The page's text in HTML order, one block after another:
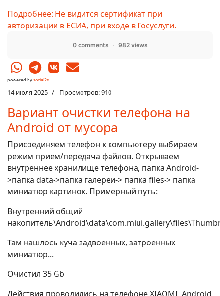
Подробнее: Не видится сертификат при
авторизации в ЕСИА, при входе в Госуслуги.
0 comments 982 views
powered bysocial2s
14 июля 2025 Просмотров: 910
Вариант очистки телефона на
Android от мусора
Присоединяем телефон к компьютеру выбираем
режим прием/передача файлов. Открываем
внутреннее хранилище телефона, папка Android-
>папка data->папка галереи-> папка files-> папка
миниатюр картинок. Примерный путь:
Внутренний общий
Там нашлось куча задвоенных, затроенных
миниатюр...
Очистил 35 Gb
Действия проводились на телефоне XIAOMI, Android